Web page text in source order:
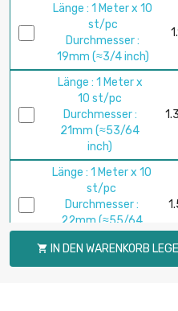
Länge : 1 Meter x 10
st/pc
Durchmesser :
19mm (≈3/4 inch)
Länge : 1 Meter x
10 st/pc
Durchmesser :
21mm (≈53/64
inch)
Länge : 1 Meter x 10
st/pc
Durchmesser :
22mm (≈55/64
 IN DEN WARENKORB